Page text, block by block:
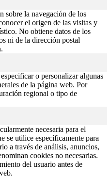
sobre la navegación de los
el origen de las visitas y
No obtiene datos de los
ni de la dirección postal
o personalizar algunas
de la página web. Por
regional o tipo de
necesaria para el
se utilice específicamente para
a través de análisis, anuncios,
cookies no necesarias.
del usuario antes de